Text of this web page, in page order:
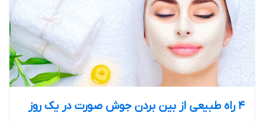
4 راه طبیعی از بین بردن جوش صورت در یک روز